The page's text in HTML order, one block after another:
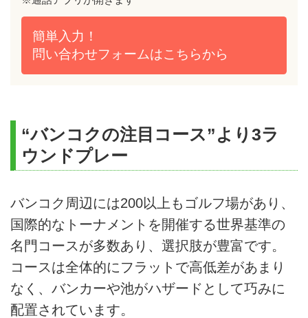
簡単入力！
問い合わせフォームはこちらから
“バンコクの注目コース”より3ラ
ウンドプレー
バンコク周辺には200以上もゴルフ場があり、
国際的なトーナメントを開催する世界基準の
名門コースが多数あり、選択肢が豊富です。
コースは全体的にフラットで高低差があまり
なく、バンカーや池がハザードとして巧みに
配置されています。